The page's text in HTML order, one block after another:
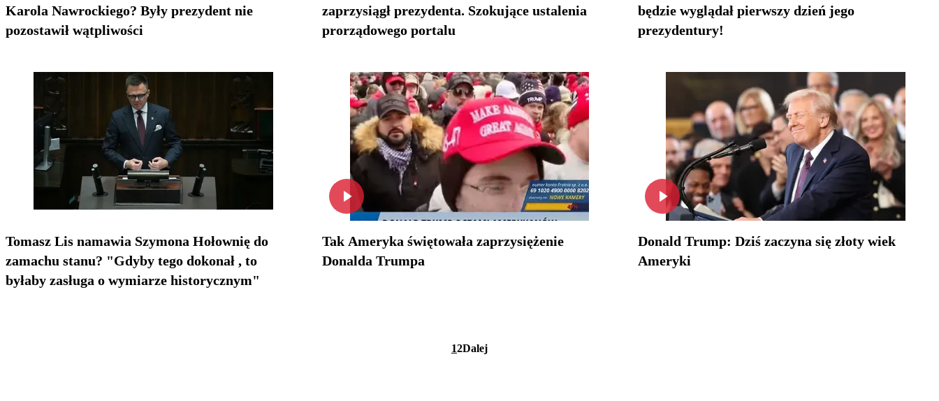
Karola Nawrockiego? Były prezydent nie
pozostawił wątpliwości
zaprzysiągł prezydenta. Szokujące ustalenia
prorządowego portalu
będzie wyglądał pierwszy dzień jego
prezydentury!
Tomasz Lis namawia Szymona Hołownię do
zamachu stanu? "Gdyby tego dokonał , to
byłaby zasługa o wymiarze historycznym"
Tak Ameryka świętowała zaprzysiężenie
Donalda Trumpa
Donald Trump: Dziś zaczyna się złoty wiek
Ameryki
12Dalej